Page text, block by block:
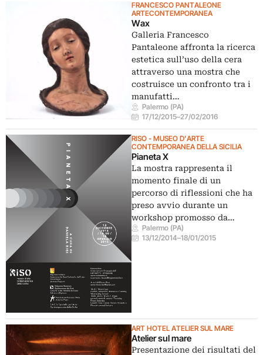
FRANCESCO PANTALEONE
ARTECONTEMPORANEA
Wax
Galleria Francesco
Pantaleone affronta la ricerca
estetica sull’uso della cera
attraverso una mostra che
costruisce un confronto tra i
manufatti…
Palermo (PA)
17/12/2015–27/02/2016
RISO - MUSEO D'ARTE
CONTEMPORANEA DELLA SICILIA
Pianeta X
La mostra rappresenta il
momento finale di un
percorso di riflessioni che ha
preso avvio durante un
workshop promosso da…
Palermo (PA)
13/12/2014–18/01/2015
ART HOTEL ATELIER SUL MARE
Atelier sul mare
Presentazione dei risultati del